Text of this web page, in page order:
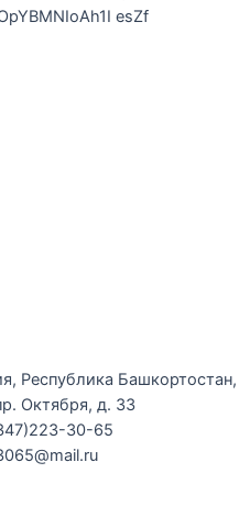
Республика Башкортостан,
Октября, д. 33
30-65